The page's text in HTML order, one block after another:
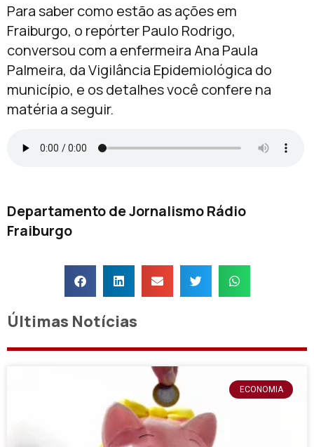
Para saber como estão as ações em
Fraiburgo, o repórter Paulo Rodrigo,
conversou com a enfermeira Ana Paula
Palmeira, da Vigilância Epidemiológica do
município, e os detalhes você confere na
matéria a seguir.
Departamento de Jornalismo Rádio
Fraiburgo
Últimas Notícias
ECONOMIA